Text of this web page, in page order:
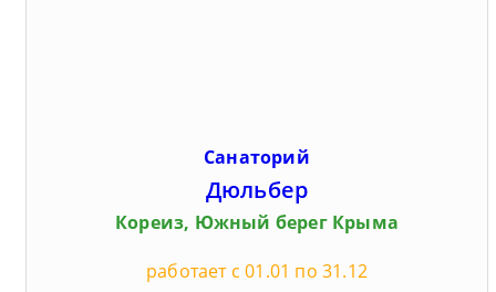
Санаторий
Дюльбер
Кореиз, Южный берег Крыма
работает с 01.01 по 31.12